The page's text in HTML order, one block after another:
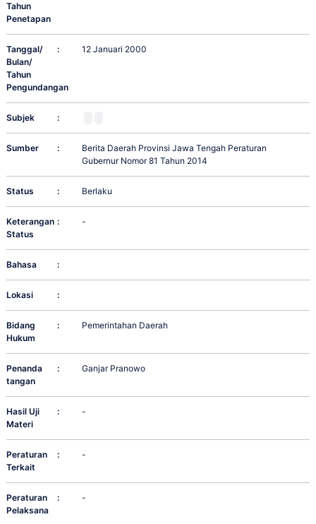
Tahun
Penetapan
Tanggal/
Bulan/
Tahun
Pengundangan
: 12 Januari 2000
Subjek :
Sumber :
Berita Daerah Provinsi Jawa Tengah Peraturan
Gubernur Nomor 81 Tahun 2014
Status : Berlaku
Keterangan
Status
: -
Bahasa :
Lokasi :
Bidang
Hukum
: Pemerintahan Daerah
Penanda
tangan
: Ganjar Pranowo
Hasil Uji
Materi
: -
Peraturan
Terkait
: -
Peraturan
Pelaksana
: -